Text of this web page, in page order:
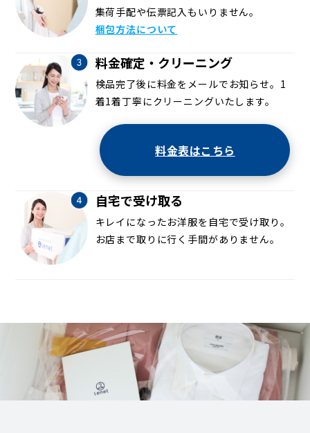
集荷手配や伝票記入もいりません。
梱包方法について
料金確定・クリーニング
検品完了後に料金をメールでお知らせ。1
着1着丁寧にクリーニングいたします。
料金表はこちら
自宅で受け取る
キレイになったお洋服を自宅で受け取り。
お店まで取りに行く手間がありません。